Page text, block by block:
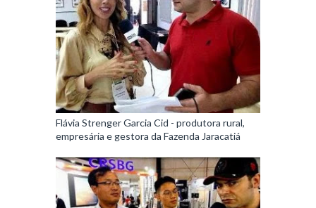
Flávia Strenger Garcia Cid - produtora rural,
empresária e gestora da Fazenda Jaracatiá